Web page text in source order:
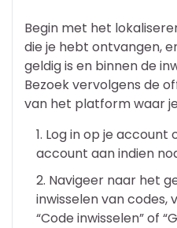
Begin met het
die je hebt ontvangen,
geldig is en binnen de
Bezoek vervolgens de
van het platform waar
Log in op je account
account aan indien
Navigeer naar het
inwisselen van codes,
“Code inwisselen” of